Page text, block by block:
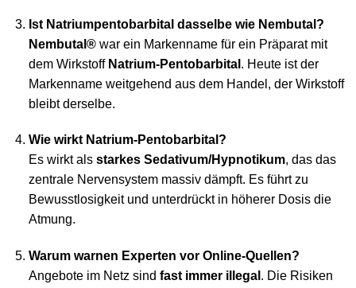
Ist Natriumpentobarbital dasselbe wie Nembutal?
Nembutal®war ein Markenname für ein Präparat mit
dem Wirkstoff Natrium-Pentobarbital . Heute ist der
Markenname weitgehend aus dem Handel, der Wirkstoff
bleibt derselbe.
Wie wirkt Natrium-Pentobarbital?
Es wirkt als starkes Sedativum/Hypnotikum, das das
zentrale Nervensystem massiv dämpft. Es führt zu
Bewusstlosigkeit und unterdrückt in höherer Dosis die
Atmung.
Warum warnen Experten vor Online-Quellen?
Angebote im Netz sind fast immer illegal . Die Risiken